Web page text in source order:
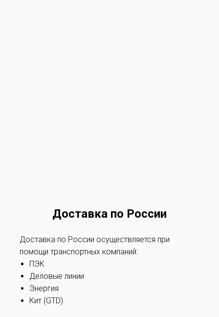
Доставка по России
Доставка по России осуществляется при
помощи транспортных компаний:
ПЭК
Деловые линии
Энергия
Кит (GTD)